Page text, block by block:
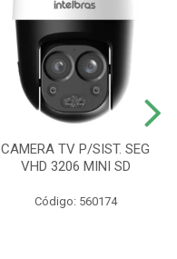
CAMERA TV P/SIST. SEG
VHD 3206 MINI SD
Código: 560174